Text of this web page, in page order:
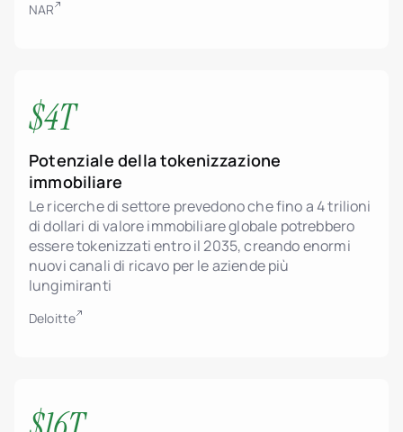
NAR
$4T
Potenziale della tokenizzazione
immobiliare
Le ricerche di settore prevedono che fino a 4 trilioni
di dollari di valore immobiliare globale potrebbero
essere tokenizzati entro il 2035, creando enormi
nuovi canali di ricavo per le aziende più
lungimiranti
Deloitte